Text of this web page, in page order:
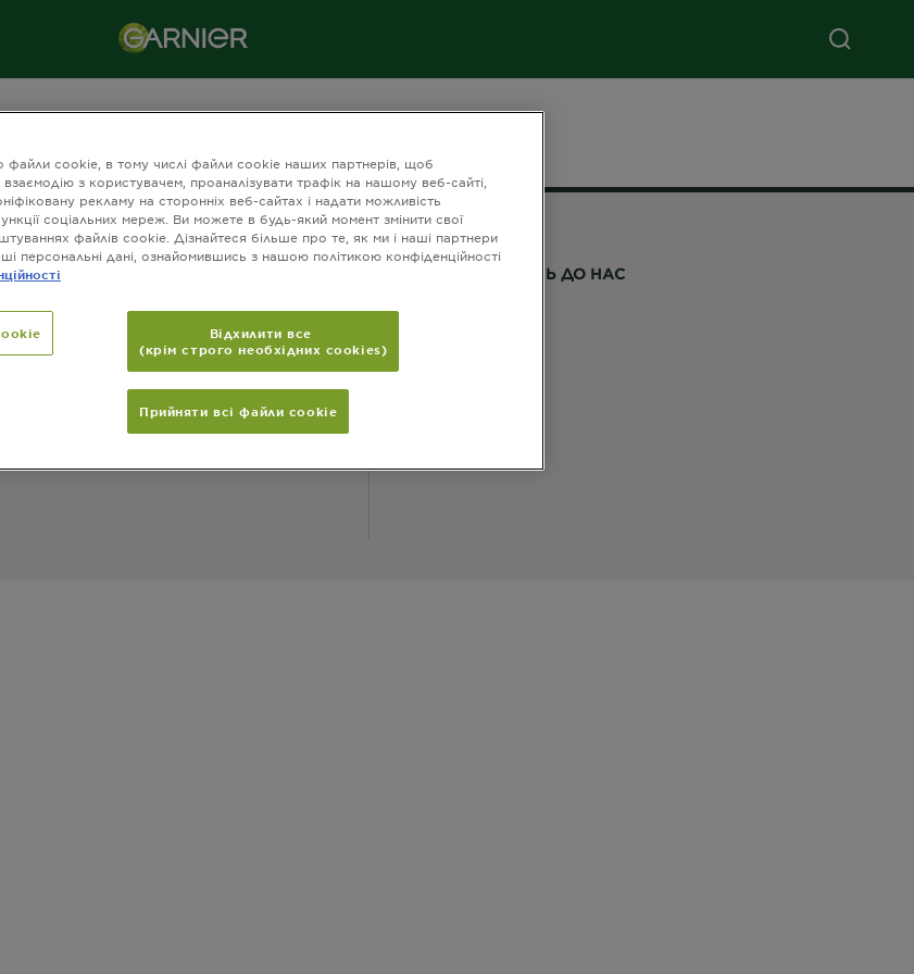
КОНТАКТИ
Зв'яжіться з нами
ПРИЄДНУЙТЕСЬ ДО НАС
файли cookie, в тому числі файли cookie наших партнерів, щоб
з користувачем, проаналізувати трафік на нашому веб-сайті,
рекламу на сторонніх веб-сайтах і надати можливість
соціальних мереж. Ви можете в будь-який момент змінити свої
файлів cookie. Дізнайтеся більше про те, як ми і наші партнери
персональні дані, ознайомившись з нашою політикою конфіденційності
Відхилити все
(крім строго необхідних cookies)
Прийняти всі файли сookie